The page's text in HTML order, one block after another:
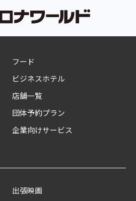
フード
ビジネスホテル
店舗一覧
団体予約プラン
企業向けサービス
出張映画